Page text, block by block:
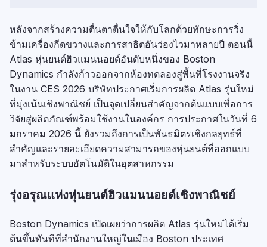
หลังจากสร้างความตื่นตาตื่นใจให้กับโลกด้วยทักษะการวิ่ง
ข้ามเครื่องกีดขวางและการสาธิตอันว่องไวมาหลายปี ตอนนี้
Atlas หุ่นยนต์ฮิวแมนนอยด์อันดับหนึ่งของ Boston
Dynamics กำลังก้าวออกจากห้องทดลองสู่พื้นที่โรงงานจริง
ในงาน CES 2026 บริษัทประกาศเริ่มการผลิต Atlas รุ่นใหม่
ที่มุ่งเน้นเชิงพาณิชย์ เป็นจุดเปลี่ยนสำคัญจากต้นแบบเพื่อการ
วิจัยสู่ผลิตภัณฑ์พร้อมใช้งานในองค์กร การประกาศในวันที่ 6
มกราคม 2026 นี้ ยังรวมถึงการเป็นพันธมิตรเชิงกลยุทธ์ที่
สำคัญและรายละเอียดความสามารถของหุ่นยนต์ที่ออกแบบ
มาสำหรับระบบอัตโนมัติในอุตสาหกรรม
รุ่งอรุณแห่งหุ่นยนต์ฮิวแมนนอยด์เชิงพาณิชย์
Boston Dynamics เปิดเผยว่าการผลิต Atlas รุ่นใหม่ได้เริ่ม
ต้นขึ้นทันทีที่สำนักงานใหญ่ในเมือง Boston ประเทศ